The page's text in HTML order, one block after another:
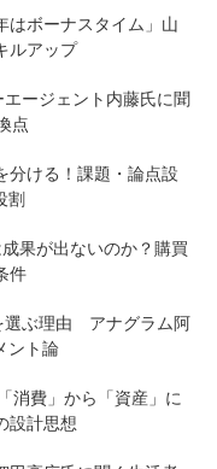
はボーナスタイム」山
ルアップ
エージェント内藤氏に聞
点
分ける！課題・論点設
割
果が出ないのか？購買
件
選ぶ理由 アナグラム阿
ント論
消費」から「資産」に
設計思想